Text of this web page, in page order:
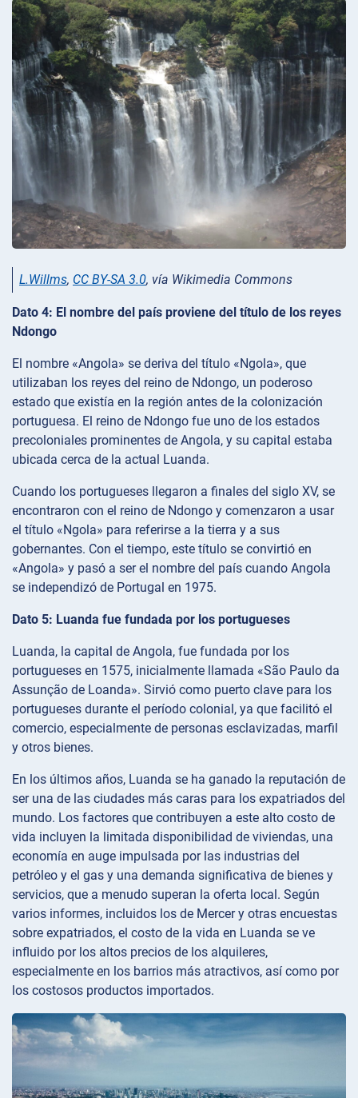
L.Willms, CC BY-SA 3.0, vía Wikimedia Commons
Dato 4: El nombre del país proviene del título de los reyes
Ndongo
El nombre «Angola» se deriva del título «Ngola», que
utilizaban los reyes del reino de Ndongo, un poderoso
estado que existía en la región antes de la colonización
portuguesa. El reino de Ndongo fue uno de los estados
precoloniales prominentes de Angola, y su capital estaba
ubicada cerca de la actual Luanda.
Cuando los portugueses llegaron a finales del siglo XV, se
encontraron con el reino de Ndongo y comenzaron a usar
el título «Ngola» para referirse a la tierra y a sus
gobernantes. Con el tiempo, este título se convirtió en
«Angola» y pasó a ser el nombre del país cuando Angola
se independizó de Portugal en 1975.
Dato 5: Luanda fue fundada por los portugueses
Luanda, la capital de Angola, fue fundada por los
portugueses en 1575, inicialmente llamada «São Paulo da
Assunção de Loanda». Sirvió como puerto clave para los
portugueses durante el período colonial, ya que facilitó el
comercio, especialmente de personas esclavizadas, marfil
y otros bienes.
En los últimos años, Luanda se ha ganado la reputación de
ser una de las ciudades más caras para los expatriados del
mundo. Los factores que contribuyen a este alto costo de
vida incluyen la limitada disponibilidad de viviendas, una
economía en auge impulsada por las industrias del
petróleo y el gas y una demanda significativa de bienes y
servicios, que a menudo superan la oferta local. Según
varios informes, incluidos los de Mercer y otras encuestas
sobre expatriados, el costo de la vida en Luanda se ve
influido por los altos precios de los alquileres,
especialmente en los barrios más atractivos, así como por
los costosos productos importados.